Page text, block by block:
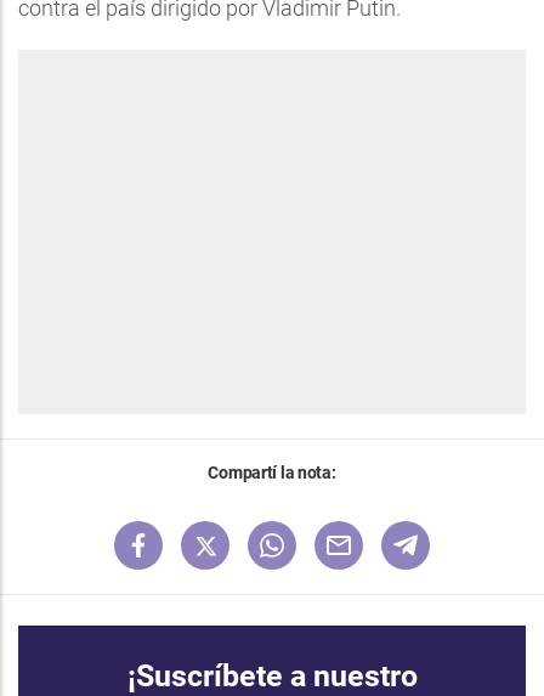
contra el país dirigido por Vladimir Putin.
Compartí la nota:
¡Suscríbete a nuestro